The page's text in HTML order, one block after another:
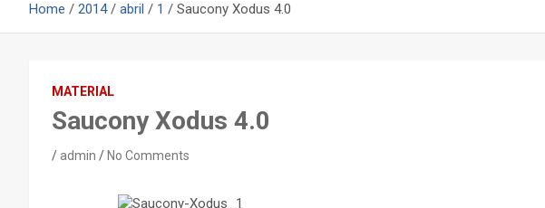
Home 2014 abril 1 Saucony Xodus 4.0
MATERIAL
Saucony Xodus 4.0
admin No Comments